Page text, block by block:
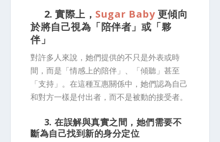
2. 實際上， Sugar Baby更傾向
於將自己視為「陪伴者」或「夥
伴」
對許多人來說，她們提供的不只是外表或時
間，而是「情感上的陪伴」、「傾聽」甚至
「支持」。在這種互惠關係中，她們認為自己
和對方一樣是付出者，而不是被動的接受者。
3. 在誤解與真實之間，她們需要不
斷為自己找到新的身分定位